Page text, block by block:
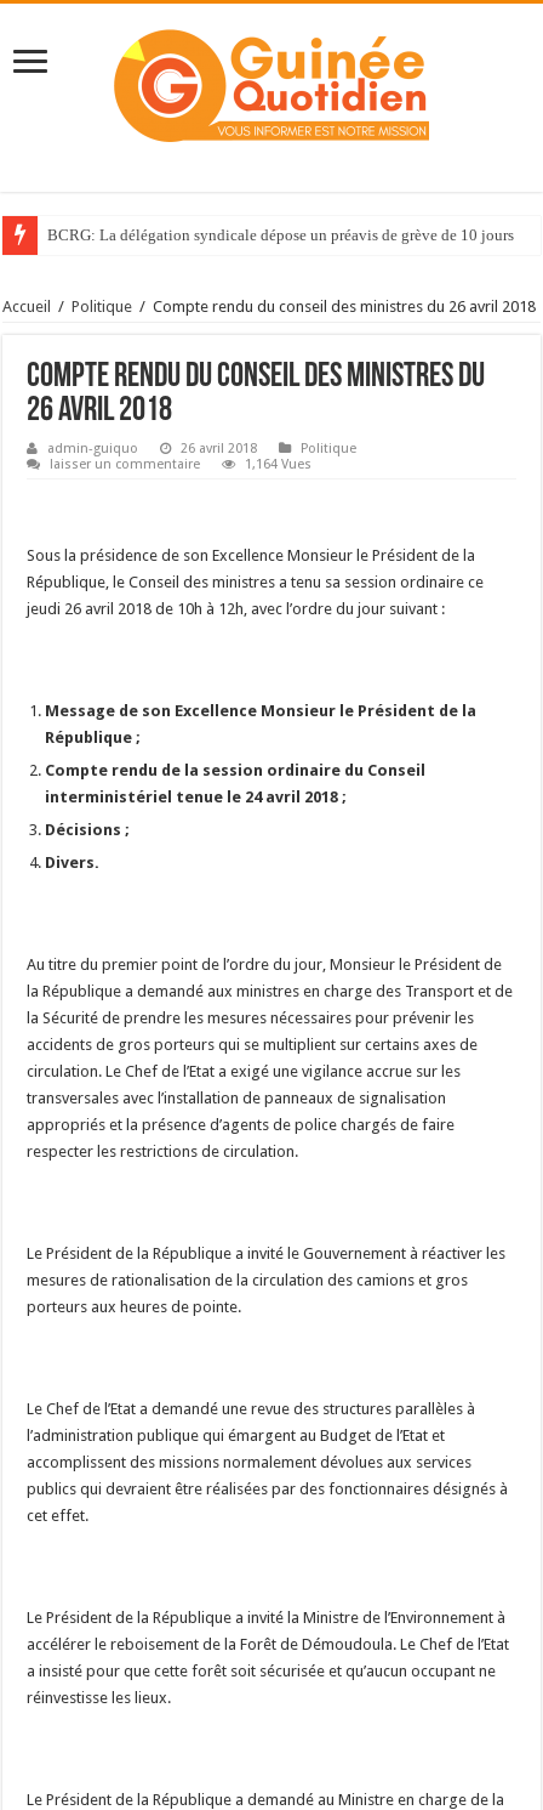
Guinée /Vol de motos à Conakry: 11 présumés malfaiteurs présentés à la
Accueil / Politique / Compte rendu du conseil des ministres du 26 avril 2018
Compte rendu du conseil des ministres du
26 avril 2018
admin-guiquo 26 avril 2018
Politique
laisser un commentaire
1,164 Vues
Sous la présidence de son Excellence Monsieur le Président de la
République, le Conseil des ministres a tenu sa session ordinaire ce
jeudi 26 avril 2018 de 10h à 12h, avec l’ordre du jour suivant :
Message de son Excellence Monsieur le Président de la
République ;
Compte rendu de la session ordinaire du Conseil
interministériel tenue le 24 avril 2018 ;
Décisions ;
Divers.
Au titre du premier point de l’ordre du jour, Monsieur le Président de
la République a demandé aux ministres en charge des Transport et de
la Sécurité de prendre les mesures nécessaires pour prévenir les
accidents de gros porteurs qui se multiplient sur certains axes de
circulation. Le Chef de l’Etat a exigé une vigilance accrue sur les
transversales avec l’installation de panneaux de signalisation
appropriés et la présence d’agents de police chargés de faire
respecter les restrictions de circulation.
Le Président de la République a invité le Gouvernement à réactiver les
mesures de rationalisation de la circulation des camions et gros
porteurs aux heures de pointe.
Le Chef de l’Etat a demandé une revue des structures parallèles à
l’administration publique qui émargent au Budget de l’Etat et
accomplissent des missions normalement dévolues aux services
publics qui devraient être réalisées par des fonctionnaires désignés à
cet effet.
Le Président de la République a invité la Ministre de l’Environnement à
accélérer le reboisement de la Forêt de Démoudoula. Le Chef de l’Etat
a insisté pour que cette forêt soit sécurisée et qu’aucun occupant ne
réinvestisse les lieux.
Le Président de la République a demandé au Ministre en charge de la